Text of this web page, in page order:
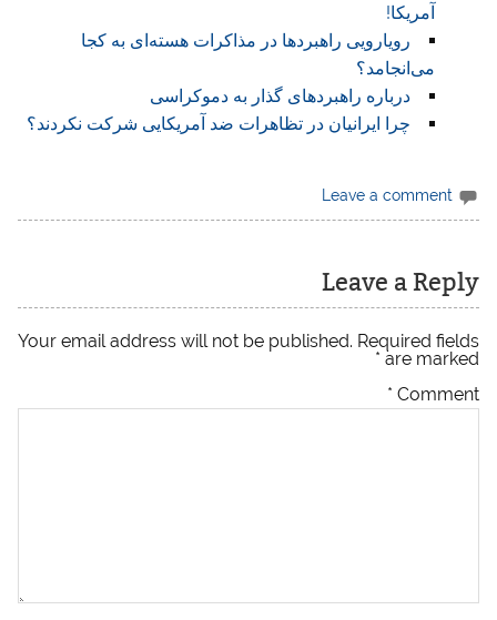
آمريکا!
رويارويی راهبردها در مذاکرات هسته‌ای به کجا
می‌انجامد؟
درباره راهبردهای گذار به دموکراسی
چرا ايرانيان در تظاهرات ضد آمريکايی شرکت نکردند؟
Leave a comment
Leave a Reply
Your email address will not be published. Required fields
are marked
*
Comment
*